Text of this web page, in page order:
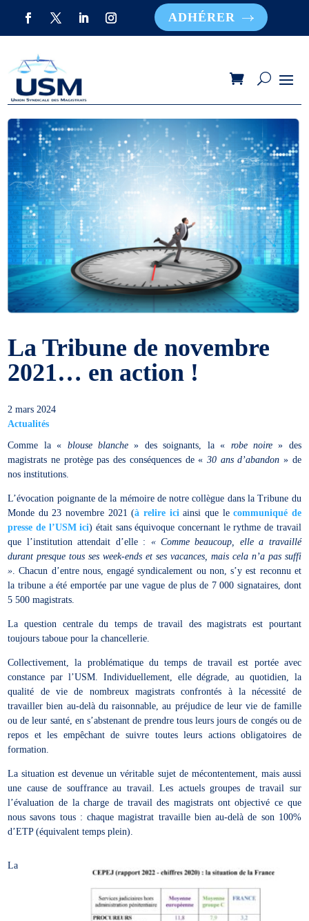
ADHÉRER
La Tribune de novembre
2021… en action !
2 mars 2024
Actualités
Comme la « blouse blanche» des soignants, la « robe noire» des
magistrats ne protège pas des conséquences de « 30 ans d’abandon » de
nos institutions.
L’évocation poignante de la mémoire de notre collègue dans la Tribune du
Monde du 23 novembre 2021 (à relire ici ainsi que lecommuniqué de
presse de l’USM ici) était sans équivoque concernant le rythme de travail
que l’institution attendait d’elle : « Comme beaucoup, elle a travaillé
durant presque tous ses week-ends et ses vacances, mais cela n’a pas suffi
» . Chacun d’entre nous, engagé syndicalement ou non, s’y est reconnu et
la tribune a été emportée par une vague de plus de 7 000 signataires, dont
5 500 magistrats.
La question centrale du temps de travail des magistrats est pourtant
toujours taboue pour la chancellerie.
Collectivement, la problématique du temps de travail est portée avec
constance par l’USM. Individuellement, elle dégrade, au quotidien, la
qualité de vie de nombreux magistrats confrontés à la nécessité de
travailler bien au-delà du raisonnable, au préjudice de leur vie de famille
ou de leur santé, en s’abstenant de prendre tous leurs jours de congés ou de
repos et les empêchant de suivre toutes leurs actions obligatoires de
formation.
La situation est devenue un véritable sujet de mécontentement, mais aussi
une cause de souffrance au travail. Les actuels groupes de travail sur
l’évaluation de la charge de travail des magistrats ont objectivé ce que
nous savons tous : chaque magistrat travaille bien au-delà de son 100%
d’ETP (équivalent temps plein).
La